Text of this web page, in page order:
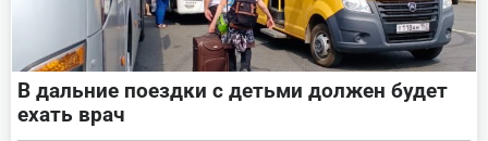
В дальние поездки с детьми должен будет
ехать врач